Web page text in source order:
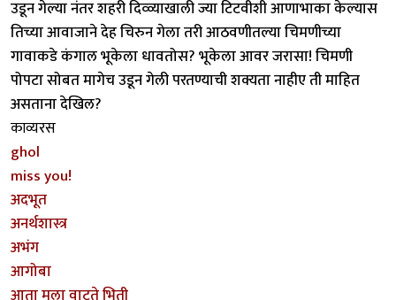
उडून गेल्या नंतर शहरी दिव्व्याखाली ज्या टिटवीशी आणाभाका केल्यास
तिच्या आवाजाने देह चिरुन गेला तरी आठवणीतल्या चिमणीच्या
गावाकडे कंगाल भूकेला धावतोस? भूकेला आवर जरासा! चिमणी
पोपटा सोबत मागेच उडून गेली परतण्याची शक्यता नाहीए ती माहित
असताना देखिल?
काव्यरस
ghol
miss you!
अदभूत
अनर्थशास्त्र
अभंग
आगोबा